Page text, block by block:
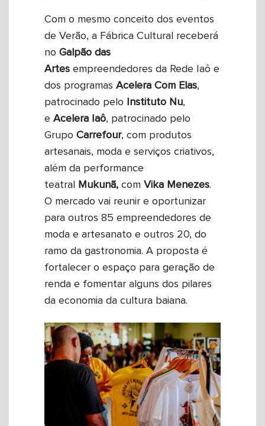
Com o mesmo conceito dos eventos
de Verão, a Fábrica Cultural receberá
no Galpão das
Artes empreendedores da Rede Iaô e
dos programas Acelera Com Elas,
patrocinado pelo
Instituto Nu,
e Acelera Iaô, patrocinado pelo
Grupo Carrefour, com produtos
artesanais, moda e serviços criativos,
além da performance
teatral
Mukunã, com Vika Menezes.
O mercado vai reunir e oportunizar
para outros 85 empreendedores de
moda e artesanato e outros 20, do
ramo da gastronomia. A proposta é
fortalecer o espaço para geração de
renda e fomentar alguns dos pilares
da economia da cultura baiana.